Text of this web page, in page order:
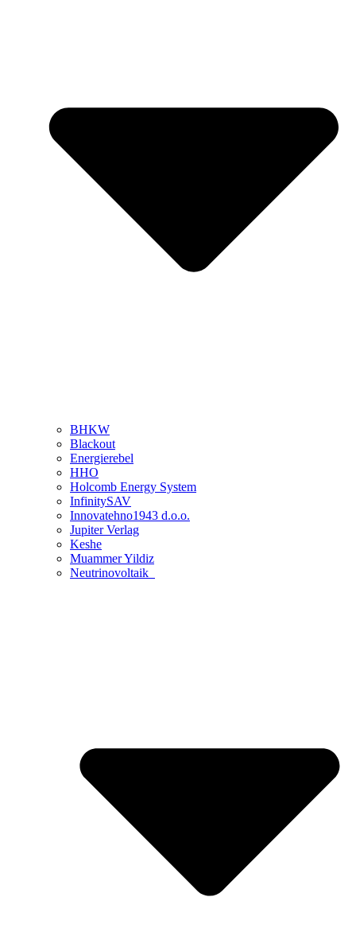
BHKW
Blackout
Energierebel
HHO
Holcomb Energy System
InfinitySAV
Innovatehno1943 d.o.o.
Jupiter Verlag
Keshe
Muammer Yildiz
Neutrinovoltaik